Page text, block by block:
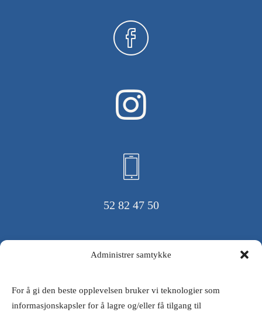
Administrer samtykke
For å gi den beste opplevelsen bruker vi teknologier som
informasjonskapsler for å lagre og/eller få tilgang til
52 82 47 50
kopervik@veldes.no